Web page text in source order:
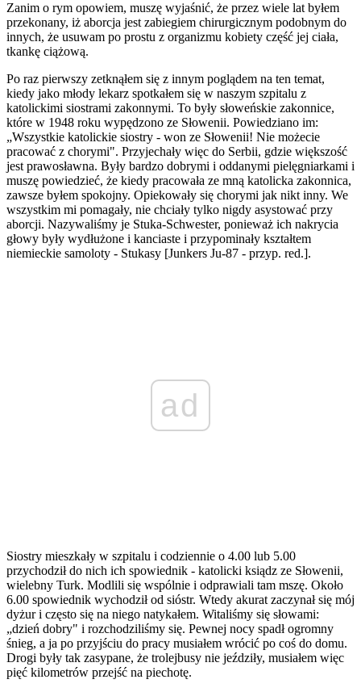
Zanim o rym opowiem, muszę wyjaśnić, że przez wiele lat byłem
przekonany, iż aborcja jest zabiegiem chirurgicznym podobnym do
innych, że usuwam po prostu z organizmu kobiety część jej ciała,
tkankę ciążową.
Po raz pierwszy zetknąłem się z innym poglądem na ten temat,
kiedy jako młody lekarz spotkałem się w naszym szpitalu z
katolickimi siostrami zakonnymi. To były słoweńskie zakonnice,
które w 1948 roku wypędzono ze Słowenii. Powiedziano im:
„Wszystkie katolickie siostry - won ze Słowenii! Nie możecie
pracować z chorymi". Przyjechały więc do Serbii, gdzie większość
jest prawosławna. Były bardzo dobrymi i oddanymi pielęgniarkami i
muszę powiedzieć, że kiedy pracowała ze mną katolicka zakonnica,
zawsze byłem spokojny. Opiekowały się chorymi jak nikt inny. We
wszystkim mi pomagały, nie chciały tylko nigdy asystować przy
aborcji. Nazywaliśmy je Stuka-Schwester, ponieważ ich nakrycia
głowy były wydłużone i kanciaste i przypominały kształtem
niemieckie samoloty - Stukasy [Junkers Ju-87 - przyp. red.].
ad
Siostry mieszkały w szpitalu i codziennie o 4.00 lub 5.00
przychodził do nich ich spowiednik - katolicki ksiądz ze Słowenii,
wielebny Turk. Modlili się wspólnie i odprawiali tam mszę. Około
6.00 spowiednik wychodził od sióstr. Wtedy akurat zaczynał się mój
dyżur i często się na niego natykałem. Witaliśmy się słowami:
„dzień dobry" i rozchodziliśmy się. Pewnej nocy spadł ogromny
śnieg, a ja po przyjściu do pracy musiałem wrócić po coś do domu.
Drogi były tak zasypane, że trolejbusy nie jeździły, musiałem więc
pięć kilometrów przejść na piechotę.